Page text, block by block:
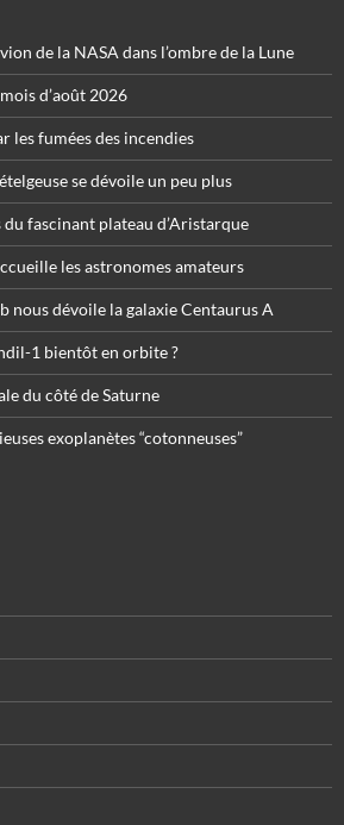
de la NASA dans l’ombre de la Lune
d’août 2026
les fumées des incendies
se dévoile un peu plus
du fascinant plateau d’Aristarque
les astronomes amateurs
nous dévoile la galaxie Centaurus A
1 bientôt en orbite ?
du côté de Saturne
exoplanètes “cotonneuses”